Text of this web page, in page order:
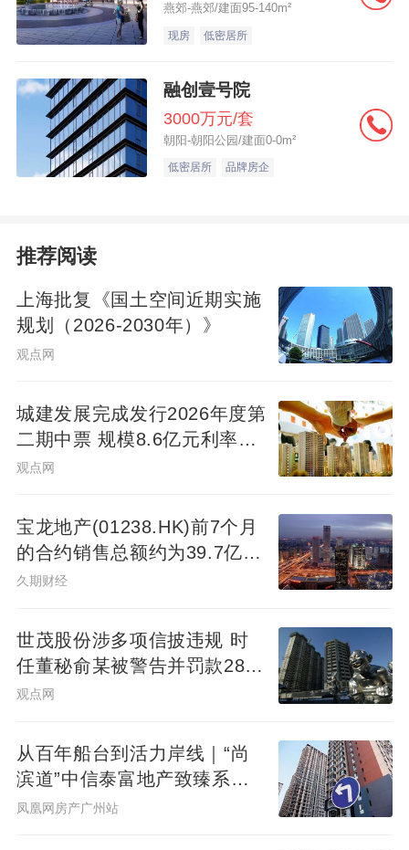
燕郊-燕郊/建面95-140m²
现房 低密居所
融创壹号院
3000万元/套
朝阳-朝阳公园/建面0-0m²
低密居所 品牌房企
推荐阅读
上海批复《国土空间近期实施
规划（2026-2030年）》
观点网
城建发展完成发行2026年度第
二期中票 规模8.6亿元利率
2.14%
观点网
宝龙地产(01238.HK)前7个月
的合约销售总额约为39.7亿元
同比减少7.78%
久期财经
世茂股份涉多项信披违规 时
任董秘俞某被警告并罚款280
万元
观点网
从百年船台到活力岸线｜“尚
滨道”中信泰富地产致臻系首
秀广州&广州滨江天地商业愿
凤凰网房产广州站